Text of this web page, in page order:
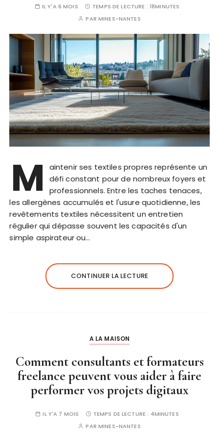
IL Y'A 6 MOIS TEMPS DE LECTURE : 18MINUTES
PAR MINES-NANTES
M
aintenir ses textiles propres représente un
défi constant pour de nombreux foyers et
professionnels. Entre les taches tenaces,
les allergènes accumulés et l'usure quotidienne, les
revêtements textiles nécessitent un entretien
régulier qui dépasse souvent les capacités d'un
simple aspirateur ou…
CONTINUER LA LECTURE
A LA MAISON
Comment consultants et formateurs
freelance peuvent vous aider à faire
performer vos projets digitaux
IL Y'A 7 MOIS TEMPS DE LECTURE : 4MINUTES
PAR MINES-NANTES